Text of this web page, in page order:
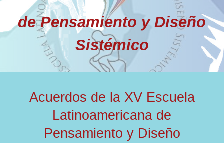
de Pensamiento y Diseño
Sistémico
Acuerdos de la XV Escuela
Latinoamericana de
Pensamiento y Diseño